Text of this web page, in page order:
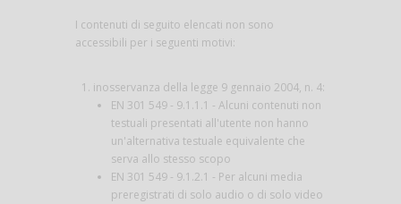
I contenuti di seguito elencati non sono
accessibili per i seguenti motivi:
inosservanza della legge 9 gennaio 2004, n. 4:
EN 301 549 - 9.1.1.1 - Alcuni contenuti non
testuali presentati all'utente non hanno
un'alternativa testuale equivalente che
serva allo stesso scopo
EN 301 549 - 9.1.2.1 - Per alcuni media
preregistrati di solo audio o di solo video